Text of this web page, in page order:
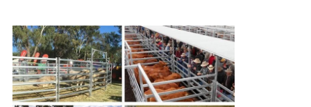
υποβολή